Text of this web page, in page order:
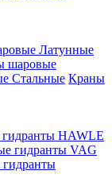
Латунные
шаровые
Стальные Краны
HAWLE
гидранты VAG